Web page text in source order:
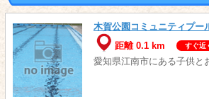
木賀公園コミュニティプー
距離 0.1 km
すぐ近
愛知県江南市にある子供と